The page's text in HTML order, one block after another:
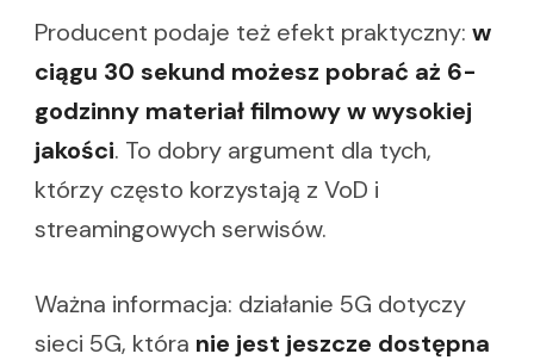
Producent podaje też efekt praktyczny: w
ciągu 30 sekund możesz pobrać aż 6-
godzinny materiał filmowy w wysokiej
jakości. To dobry argument dla tych,
którzy często korzystają z VoD i
streamingowych serwisów.
Ważna informacja: działanie 5G dotyczy
sieci 5G, która nie jest jeszcze dostępna